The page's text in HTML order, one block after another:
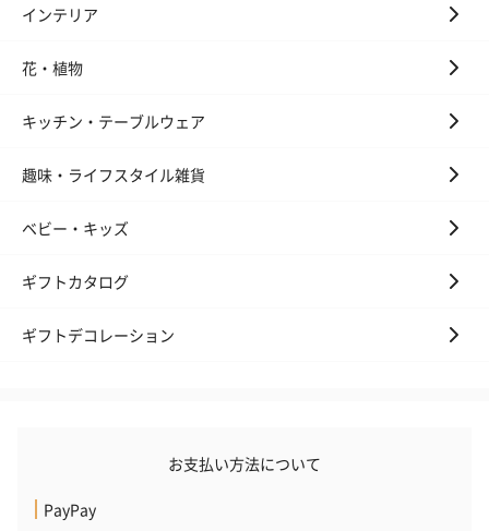
いぶりがっことチーズ
しょっつるナ
インテリア
花・植物
キッチン・テーブルウェア
趣味・ライフスタイル雑貨
ベビー・キッズ
ギフトカタログ
ギフトデコレーション
お支払い方法について
PayPay